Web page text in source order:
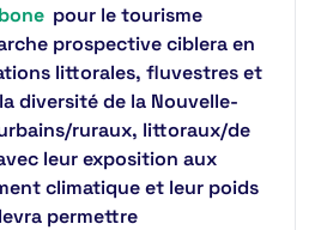
pour le tourisme
prospective ciblera en
littorales, fluvestres et
diversité de la Nouvelle-
ruraux, littoraux/de
leur exposition aux
climatique et leur poids
permettre